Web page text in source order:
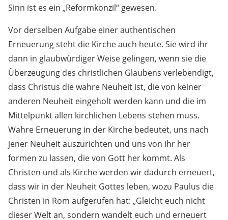
Sinn ist es ein „Reformkonzil“ gewesen.
Vor derselben Aufgabe einer authentischen
Erneuerung steht die Kirche auch heute. Sie wird ihr
dann in glaubwürdiger Weise gelingen, wenn sie die
Überzeugung des christlichen Glaubens verlebendigt,
dass Christus die wahre Neuheit ist, die von keiner
anderen Neuheit eingeholt werden kann und die im
Mittelpunkt allen kirchlichen Lebens stehen muss.
Wahre Erneuerung in der Kirche bedeutet, uns nach
jener Neuheit auszurichten und uns von ihr her
formen zu lassen, die von Gott her kommt. Als
Christen und als Kirche werden wir dadurch erneuert,
dass wir in der Neuheit Gottes leben, wozu Paulus die
Christen in Rom aufgerufen hat: „Gleicht euch nicht
dieser Welt an, sondern wandelt euch und erneuert